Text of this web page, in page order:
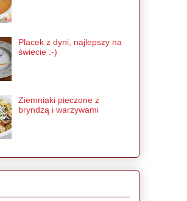
Placek z dyni, najlepszy na
świecie :-)
Ziemniaki pieczone z
bryndzą i warzywami